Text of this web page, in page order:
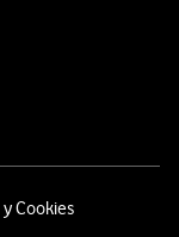
Cookies